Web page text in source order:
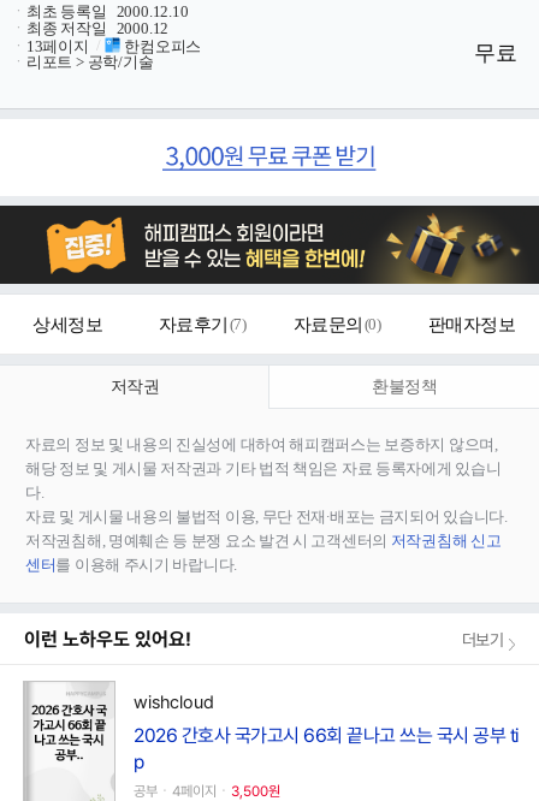
ㆍ 최초 등록일
2000.12.10
ㆍ 최종 저작일
2000.12
ㆍ 13페이지 /
한컴오피스
ㆍ 리포트 > 공학/기술 무료
상세정보 자료후기 (7) 자료문의 (0) 판매자정보
저작권 환불정책
자료의 정보 및 내용의 진실성에 대하여 해피캠퍼스는 보증하지 않으며,
해당 정보 및 게시물 저작권과 기타 법적 책임은 자료 등록자에게 있습니
다.
자료 및 게시물 내용의 불법적 이용, 무단 전재∙배포는 금지되어 있습니다.
저작권침해, 명예훼손 등 분쟁 요소 발견 시 고객센터의 저작권침해 신고
센터를 이용해 주시기 바랍니다.
이런 노하우도 있어요! 더보기
wishcloud
2026 간호사 국가고시 66회 끝나고 쓰는 국시 공부 ti
p
공부ㆍ4페이지ㆍ 3,500원